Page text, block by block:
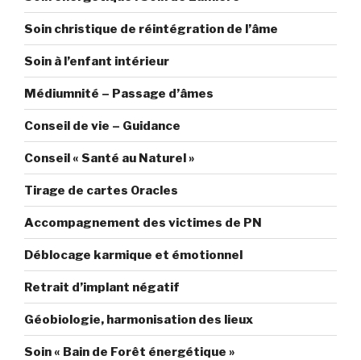
Soin christique de réintégration de l’âme
Soin à l’enfant intérieur
Médiumnité – Passage d’âmes
Conseil de vie – Guidance
Conseil « Santé au Naturel »
Tirage de cartes Oracles
Accompagnement des victimes de PN
Déblocage karmique et émotionnel
Retrait d’implant négatif
Géobiologie, harmonisation des lieux
Soin « Bain de Forêt énergétique »